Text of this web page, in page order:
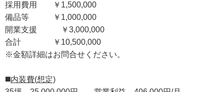
採用費用 ￥1,500,000
備品等 ￥1,000,000
開業支援 ￥3,000,000
合計 ￥10,500,000
※金額詳細はお問合せください。
◼️内装費(想定)